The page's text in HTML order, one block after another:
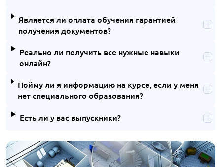
Является ли оплата обучения гарантией
получения документов?
Реально ли получить все нужные навыки
онлайн?
Пойму ли я информацию на курсе, если у меня
нет специального образования?
Есть ли у вас выпускники?